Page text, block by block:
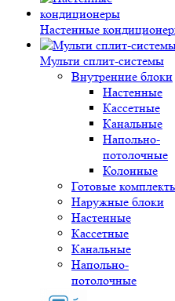
Настенные
Мульти сплит-системы
Внутренние блоки
Настенные
Кассетные
Канальные
Напольно-
потолочные
Колонные
Готовые
Наружные блоки
Настенные
Кассетные
Канальные
Напольно-
потолочные